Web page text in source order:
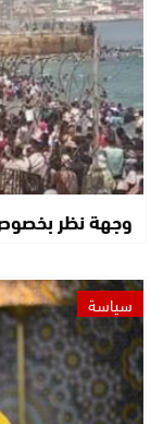
وجهة نظر
سياسة